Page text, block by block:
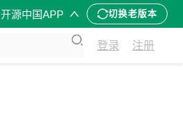
开源中国APP 切换老版本
登录 注册